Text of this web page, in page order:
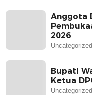
Anggota
2026
Uncategorized
Bupati
Ketua
Uncategorized